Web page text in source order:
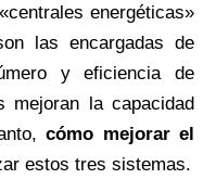
energéticas»
las encargadas de
y eficiencia de
mejoran la capacidad
cómo mejorar el
estos tres sistemas.